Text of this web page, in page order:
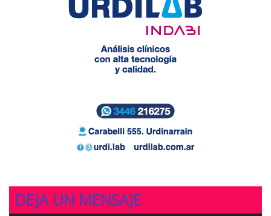
DEJA UN MENSAJE